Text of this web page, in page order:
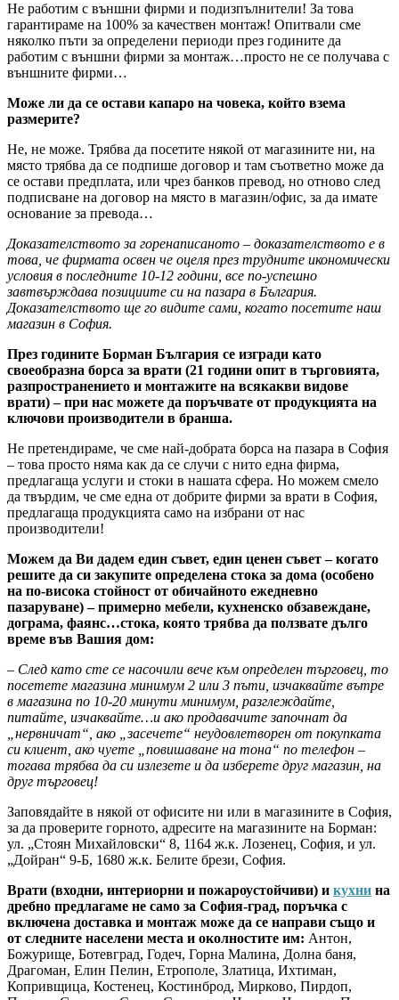
Не работим с външни фирми и подизпълнители! За това
гарантираме на 100% за качествен монтаж! Опитвали сме
няколко пъти за определени периоди през годините да
работим с външни фирми за монтаж…просто не се получава с
външните фирми…
Може ли да се остави капаро на човека, който взема
размерите?
Не, не може. Трябва да посетите някой от магазините ни, на
място трябва да се подпише договор и там съответно може да
се остави предплата, или чрез банков превод, но отново след
подписване на договор на място в магазин/офис, за да имате
основание за превода…
Доказателството за горенаписаното – доказателството е в
това, че фирмата освен че оцеля през трудните икономически
условия в последните 10-12 години, все по-успешно
завтвърждава позициите си на пазара в България.
Доказателството ще го видите сами, когато посетите наш
магазин в София.
През годините Борман България се изгради като
своеобразна борса за врати (21 години опит в търговията,
разпространението и монтажите на всякакви видове
врати) – при нас можете да поръчвате от продукцията на
ключови производители в бранша.
Не претендираме, че сме най-добрата борса на пазара в София
– това просто няма как да се случи с нито една фирма,
предлагаща услуги и стоки в нашата сфера. Но можем смело
да твърдим, че сме една от добрите фирми за врати в София,
предлагаща продукцията само на избрани от нас
производители!
Можем да Ви дадем един съвет, един ценен съвет – когато
решите да си закупите определена стока за дома (особено
на по-висока стойност от обичайното ежедневно
пазаруване) – примерно мебели, кухненско обзавеждане,
дограма, фаянс…стока, която трябва да ползвате дълго
време във Вашия дом:
– След като сте се насочили вече към определен търговец, то
посетете магазина минимум 2 или 3 пъти, изчаквайте вътре
в магазина по 10-20 минути минимум, разглеждайте,
питайте, изчаквайте…и ако продавачите започнат да
„нервничат“, ако „засечете“ неудовлетворен от покупката
си клиент, ако чуете „повишаване на тона“ по телефон –
тогава трябва да си излезете и да изберете друг магазин, на
друг търговец!
Заповядайте в някой от офисите ни или в магазините в София,
за да проверите горното, адресите на магазините на Борман:
ул. „Стоян Михайловски“ 8, 1164 ж.к. Лозенец, София, и ул.
„Дойран“ 9-Б, 1680 ж.к. Белите брези, София.
Врати (входни, интериорни и пожароустойчиви) и кухни на
дребно предлагаме не само за София-град, поръчка с
включена доставка и монтаж може да се направи също и
от следните населени места и околностите им: Антон,
Божурище, Ботевград, Годеч, Горна Малина, Долна баня,
Драгоман, Елин Пелин, Етрополе, Златица, Ихтиман,
Копривщица, Костенец, Костинброд, Мирково, Пирдоп,